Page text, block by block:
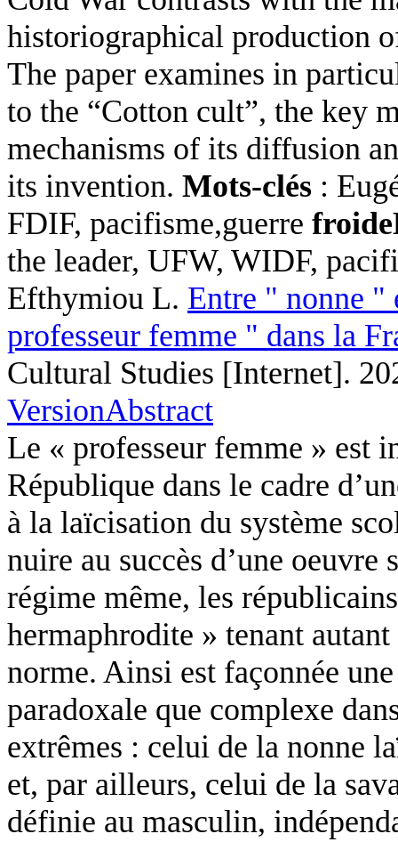
historiographical production
The paper examines in
to the “Cotton cult”, the key
mechanisms of its diffusion
its invention. Mots-clés :
FDIF, pacifisme,guerre froide
the leader, UFW, WIDF,
Efthymiou L. Entre " nonne "
professeur femme " dans la
Cultural Studies [Internet].
VersionAbstract
Le « professeur femme » est
République dans le cadre
à la laïcisation du système
nuire au succès d’une
régime même, les
hermaphrodite » tenant
norme. Ainsi est façonnée
paradoxale que complexe
extrêmes : celui de la nonne
et, par ailleurs, celui de la
définie au masculin,